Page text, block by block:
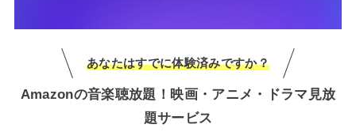
あなたはすでに体験済みですか？
Amazonの音楽聴放題！映画・アニメ・ドラマ見放
題サービス